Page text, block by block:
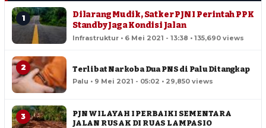
1
Dilarang Mudik, Satker PJN I Perintah PPK
Standby Jaga Kondisi Jalan
Infrastruktur • 6 Mei 2021 - 13:38 • 135,690 views
2 Terlibat Narkoba Dua PNS di Palu Ditangkap
Palu • 9 Mei 2021 - 05:02 • 29,850 views
3
PJN WILAYAH I PERBAIKI SEMENTARA
JALAN RUSAK DI RUAS LAMPASIO